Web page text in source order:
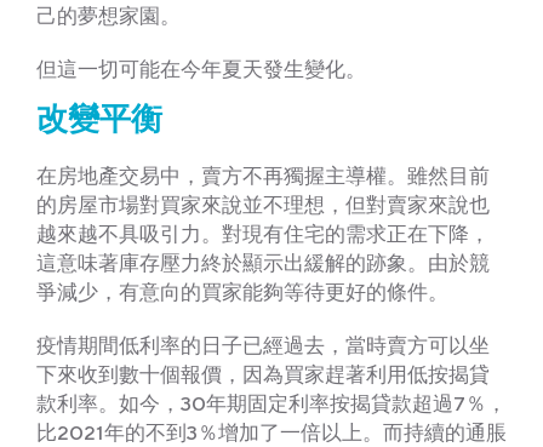
己的夢想家園。
但這一切可能在今年夏天發生變化。
改變平衡
在房地產交易中，賣方不再獨握主導權。雖然目前
的房屋市場對買家來說並不理想，但對賣家來說也
越來越不具吸引力。對現有住宅的需求正在下降，
這意味著庫存壓力終於顯示出緩解的跡象。由於競
爭減少，有意向的買家能夠等待更好的條件。
疫情期間低利率的日子已經過去，當時賣方可以坐
下來收到數十個報價，因為買家趕著利用低按揭貸
款利率。如今，30年期固定利率按揭貸款超過7％，
比2021年的不到3％增加了一倍以上。而持續的通脹